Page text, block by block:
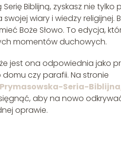
Biblijną, zyskasz nie
wiary i wiedzy religijnej.
Boże Słowo. To edycja,
momentów duchowych.
jest ona odpowiednia jako
czy parafii. Na stronie
Seria-
aby na nowo
oprawie.